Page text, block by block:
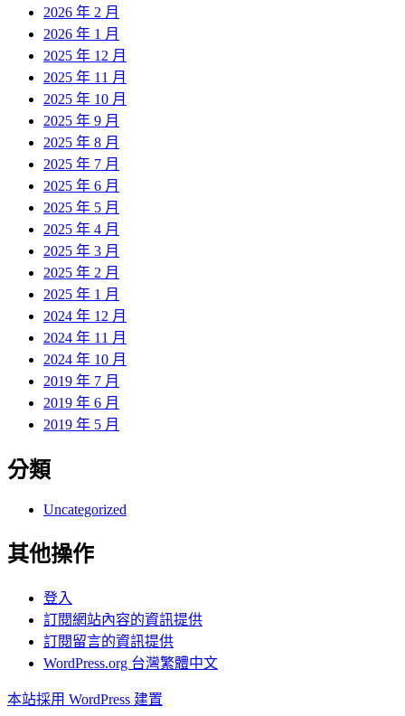
2026 年 2 月
2026 年 1 月
2025 年 12 月
2025 年 11 月
2025 年 10 月
2025 年 9 月
2025 年 8 月
2025 年 7 月
2025 年 6 月
2025 年 5 月
2025 年 4 月
2025 年 3 月
2025 年 2 月
2025 年 1 月
2024 年 12 月
2024 年 11 月
2024 年 10 月
2019 年 7 月
2019 年 6 月
2019 年 5 月
分類
Uncategorized
其他操作
登入
訂閱網站內容的資訊提供
訂閱留言的資訊提供
WordPress.org 台灣繁體中文
本站採用 WordPress 建置